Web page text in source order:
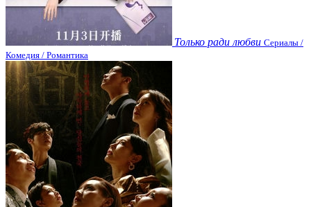
Только ради любви Сериалы /
Комедия / Романтика